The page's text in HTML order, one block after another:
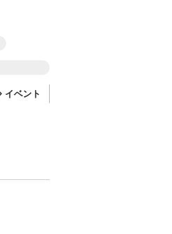
イベント